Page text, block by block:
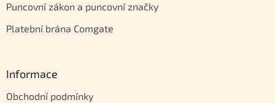
Puncovní zákon a puncovní značky
Platební brána Comgate
Informace
Obchodní podmínky